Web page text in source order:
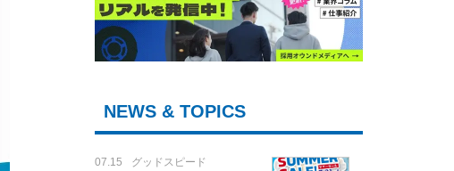
NEWS & TOPICS
07.15 グッドスピード